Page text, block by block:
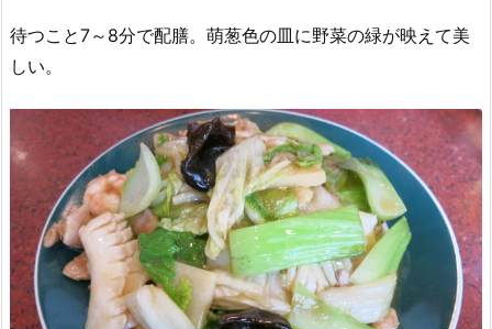
待つこと7～8分で配膳。萌葱色の皿に野菜の緑が映えて美
しい。